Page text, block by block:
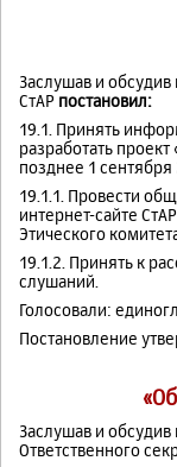
Заслушав и
СтАР постановил:
19.1. Принять
разработать
позднее 1 сентября
19.1.1. Провести
интернет-сайте СтАР
Этического
19.1.2. Принять к
слушаний.
Голосовали:
Постановление
Заслушав и
Ответственного